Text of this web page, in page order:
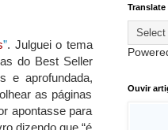
”. Julguei o tema
do Best Seller
e aprofundada,
as páginas
apontasse para
dizendo que “é
Translate
Ouvir